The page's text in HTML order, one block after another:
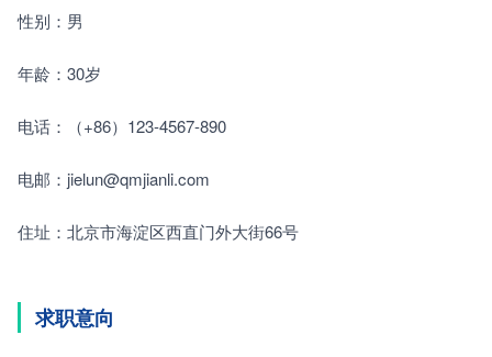
性别：男
年龄：30岁
电话：（+86）123-4567-890
电邮：jielun@qmjianli.com
住址：北京市海淀区西直门外大街66号
求职意向